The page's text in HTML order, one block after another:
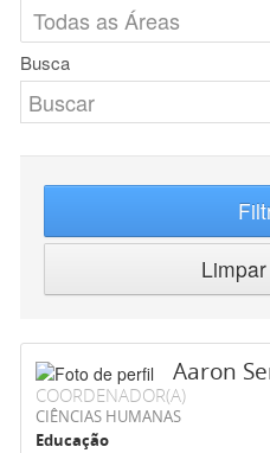
Busca
Aaron
COORDENADOR(A)
CIÊNCIAS HUMANAS
Educação